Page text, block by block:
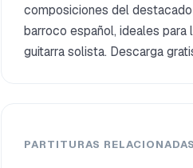
composiciones del
barroco español, ideales para
guitarra solista. Descarga
PARTITURAS RELACIONADAS